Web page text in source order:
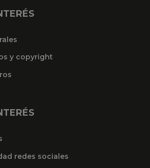
y copyright
redes sociales